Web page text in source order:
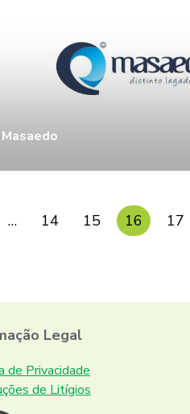
Masaedo
… 14 15 16 17
Legal
de Privacidade
de Litígios